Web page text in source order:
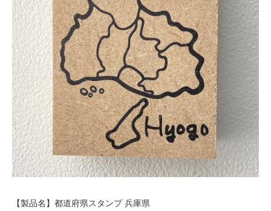
【製品名】都道府県スタンプ 兵庫県